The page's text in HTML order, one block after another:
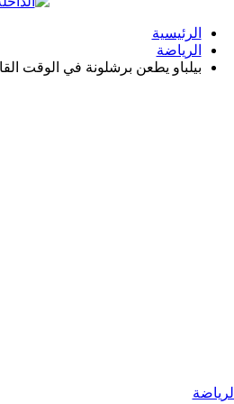
الرئيسية
الرياضة
بيلباو يطعن برشلونة في الوقت
الرياضة